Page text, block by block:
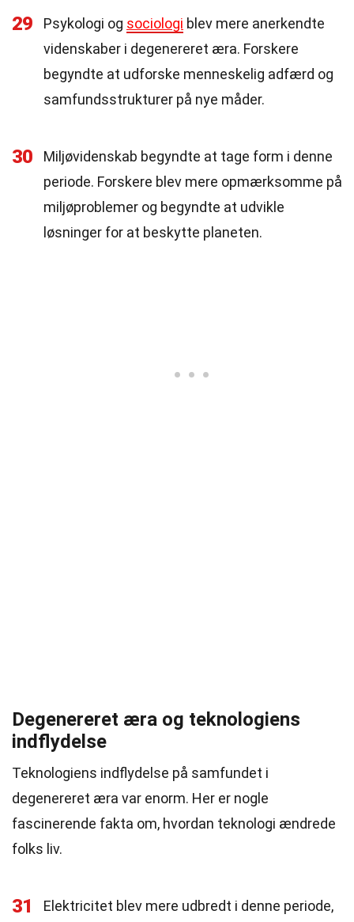
29 Psykologi og sociologi blev mere anerkendte
videnskaber i degenereret æra. Forskere
begyndte at udforske menneskelig adfærd og
samfundsstrukturer på nye måder.
30
Miljøvidenskab begyndte at tage form i denne
periode. Forskere blev mere opmærksomme på
miljøproblemer og begyndte at udvikle
løsninger for at beskytte planeten.
Degenereret æra og teknologiens
indflydelse
Teknologiens indflydelse på samfundet i
degenereret æra var enorm. Her er nogle
fascinerende fakta om, hvordan teknologi ændrede
folks liv.
31
Elektricitet blev mere udbredt i denne periode,